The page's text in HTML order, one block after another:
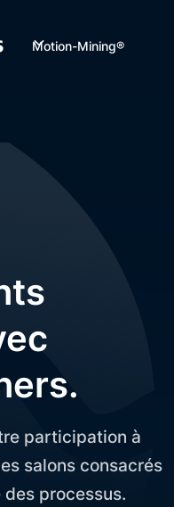
Motion-Mining®
participation à
salons consacrés
processus.